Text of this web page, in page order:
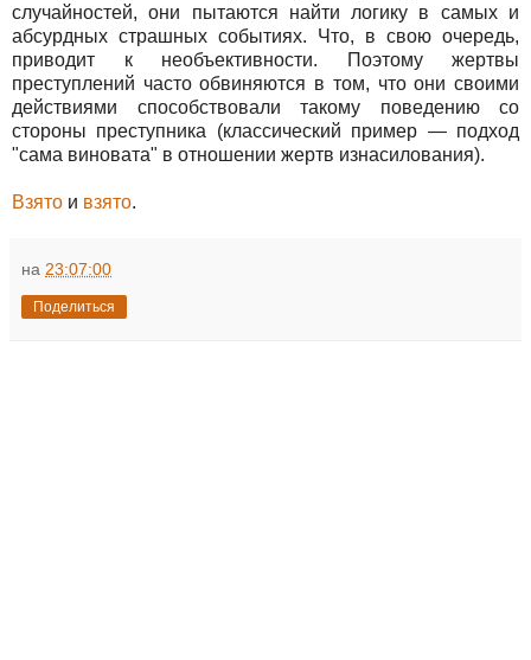
случайностей, они пытаются найти логику в самых и
абсурдных страшных событиях. Что, в свою очередь,
приводит к необъективности. Поэтому жертвы
преступлений часто обвиняются в том, что они своими
действиями способствовали такому поведению со
стороны преступника (классический пример — подход
"сама виновата" в отношении жертв изнасилования).
Взято и взято.
на 23:07:00
Поделиться